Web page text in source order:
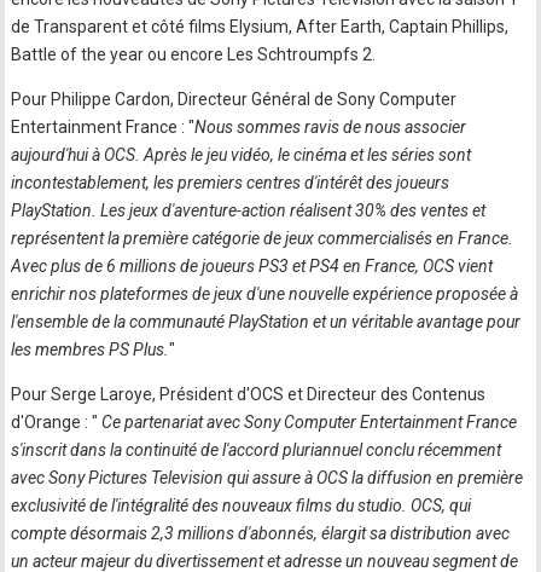
de Transparent et côté films Elysium, After Earth, Captain Phillips,
Battle of the year ou encore Les Schtroumpfs 2.
Pour Philippe Cardon, Directeur Général de Sony Computer
Entertainment France : "Nous sommes ravis de nous associer
aujourd'hui à OCS. Après le jeu vidéo, le cinéma et les séries sont
incontestablement, les premiers centres d'intérêt des joueurs
PlayStation. Les jeux d'aventure-action réalisent 30% des ventes et
représentent la première catégorie de jeux commercialisés en France.
Avec plus de 6 millions de joueurs PS3 et PS4 en France, OCS vient
enrichir nos plateformes de jeux d'une nouvelle expérience proposée à
l'ensemble de la communauté PlayStation et un véritable avantage pour
les membres PS Plus."
Pour Serge Laroye, Président d'OCS et Directeur des Contenus
d'Orange : " Ce partenariat avec Sony Computer Entertainment France
s'inscrit dans la continuité de l'accord pluriannuel conclu récemment
avec Sony Pictures Television qui assure à OCS la diffusion en première
exclusivité de l'intégralité des nouveaux films du studio. OCS, qui
compte désormais 2,3 millions d'abonnés, élargit sa distribution avec
un acteur majeur du divertissement et adresse un nouveau segment de